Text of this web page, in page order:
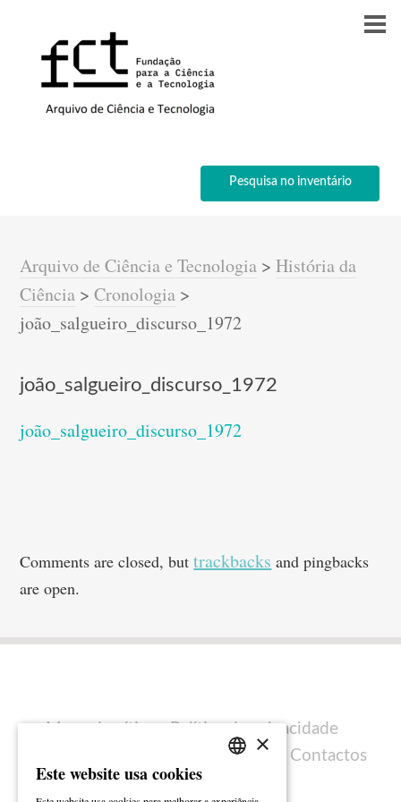
Pesquisa no inventário
Arquivo de Ciência e Tecnologia >História da
Ciência >Cronologia >
joão_salgueiro_discurso_1972
joão_salgueiro_discurso_1972
joão_salgueiro_discurso_1972
Comments are closed, buttrackbacks and pingbacks
are open.
Mapa do sítio
Política de privacidade
Ficha técnica Contactos
×
Este website usa cookies